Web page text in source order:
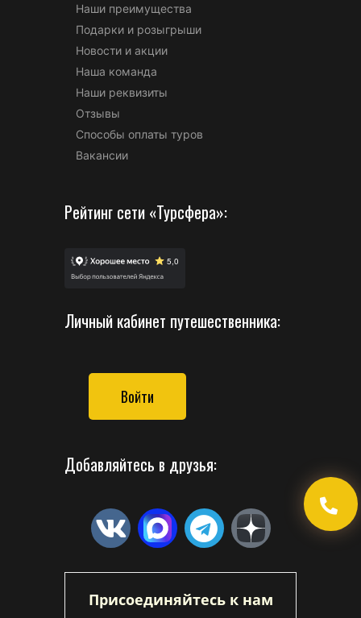
Наши преимущества
Подарки и розыгрыши
Новости и акции
Наша команда
Наши реквизиты
Отзывы
Способы оплаты туров
Вакансии
Рейтинг сети «Турсфера»:
Личный кабинет путешественника:
Войти
Добавляйтесь в друзья:
Присоединяйтесь к нам